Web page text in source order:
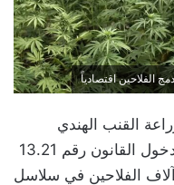
الفلاحين اقتصادياً
القنب الهندي
لأغراض مشروعة، بعد سنتين على دخول القانون رقم 13.21
الفلاحين في سلاسل